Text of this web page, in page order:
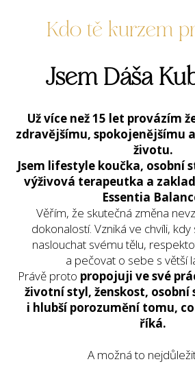
Kdo tě kurzem
Jsem Dáša
Už více než 15 let provázím
zdravějšímu, spokojenějšímu
životu.
Jsem lifestyle koučka, osobní
výživová terapeutka a
Essentia
Věřím, že skutečná změna
dokonalostí. Vzniká ve chvíli,
naslouchat svému tělu,
a pečovat o sebe s větší
Právě proto propojuji ve své
životní styl, ženskost, osobní
i hlubší porozumění tomu,
říká.
A možná to